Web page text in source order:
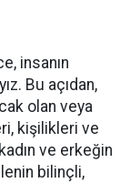
insanın
Bu açıdan,
olan veya
kişilikleri ve
ve erkeğin
bilinçli,